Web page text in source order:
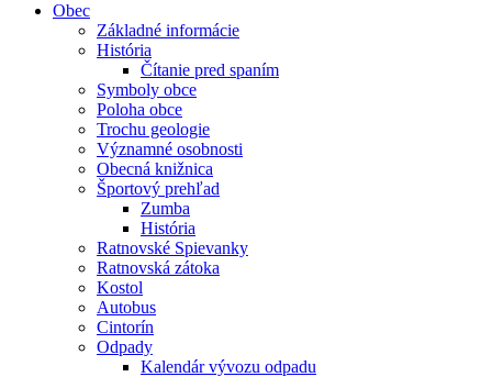
Obec
Základné informácie
História
Čítanie pred spaním
Symboly obce
Poloha obce
Trochu geologie
Významné osobnosti
Obecná knižnica
Športový prehľad
Zumba
História
Ratnovské Spievanky
Ratnovská zátoka
Kostol
Autobus
Cintorín
Odpady
Kalendár vývozu odpadu